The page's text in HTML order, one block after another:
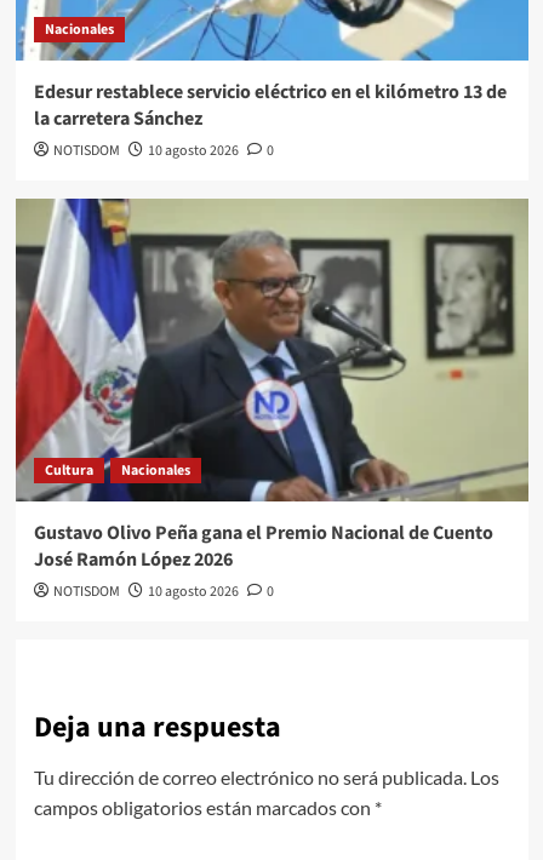
Nacionales
Edesur restablece servicio eléctrico en el kilómetro 13 de
la carretera Sánchez
NOTISDOM 10 agosto 2026 0
Cultura Nacionales
Gustavo Olivo Peña gana el Premio Nacional de Cuento
José Ramón López 2026
NOTISDOM 10 agosto 2026 0
Deja una respuesta
Tu dirección de correo electrónico no será publicada. Los
campos obligatorios están marcados con *